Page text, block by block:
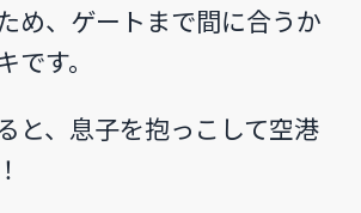
め、ゲートまで間に合うか
す。
と、息子を抱っこして空港